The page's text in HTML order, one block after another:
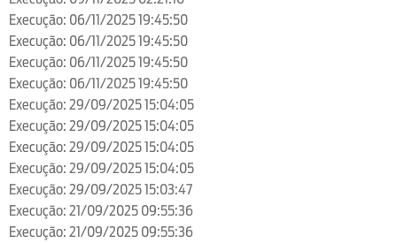
Execução: 06/11/2025 19:45:50
Execução: 06/11/2025 19:45:50
Execução: 06/11/2025 19:45:50
Execução: 06/11/2025 19:45:50
Execução: 29/09/2025 15:04:05
Execução: 29/09/2025 15:04:05
Execução: 29/09/2025 15:04:05
Execução: 29/09/2025 15:04:05
Execução: 29/09/2025 15:03:47
Execução: 21/09/2025 09:55:36
Execução: 21/09/2025 09:55:36